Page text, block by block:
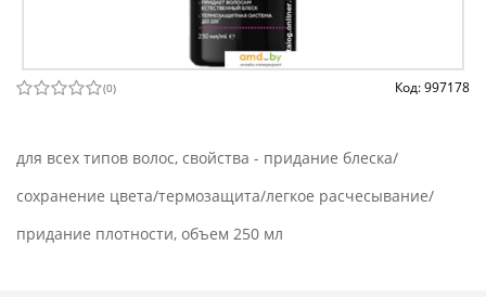
(0) Код: 997178
для всех типов волос, свойства - придание блеска/
сохранение цвета/термозащита/легкое расчесывание/
придание плотности, объем 250 мл